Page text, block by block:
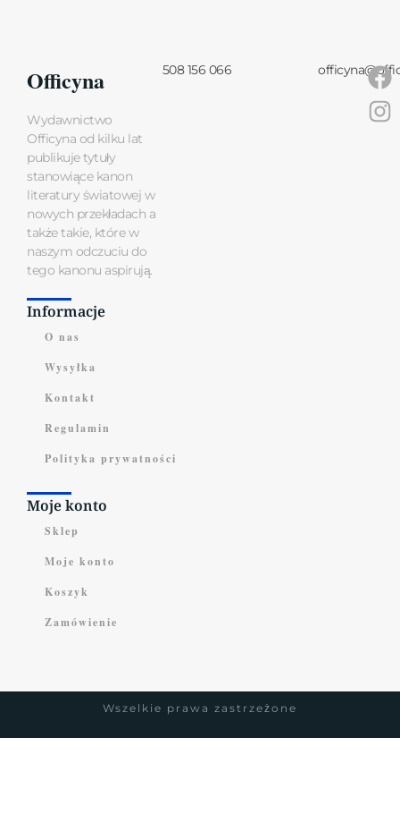
Officyna
Wydawnictwo
Officyna od kilku lat
publikuje tytuły
stanowiące kanon
literatury światowej w
nowych przekładach a
także takie, które w
naszym odczuciu do
tego kanonu aspirują.
508 156 066
Informacje
O nas
Wysyłka
Kontakt
Regulamin
Polityka prywatności
Moje konto
Sklep
Moje konto
Koszyk
Zamówienie
Wszelkie prawa zastrzeżone